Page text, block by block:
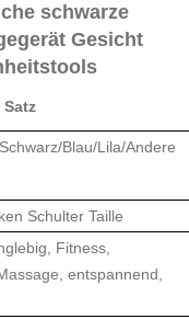
schwarze
Gesicht
Blau/Lila/Andere
Schulter Taille
Fitness,
entspannend,